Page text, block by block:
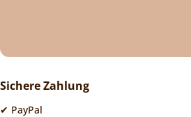
Sichere Zahlung
✔ PayPal